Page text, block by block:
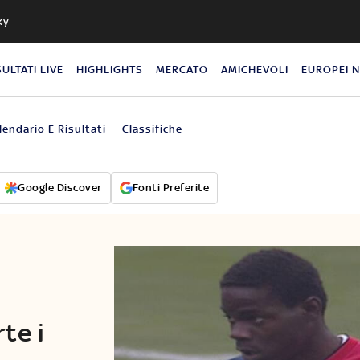
LIVE HIGHLIGHTS MERCATO AMICHEVOLI EUROPEI
E Risultati Classifiche
Google Discover Fonti Preferite
i